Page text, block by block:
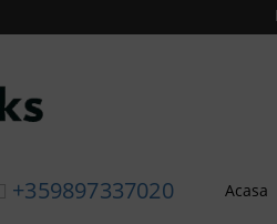
+359897337020 Acasa